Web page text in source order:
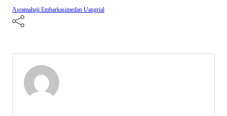
Asramahaji Embarkasimedan Uangrial